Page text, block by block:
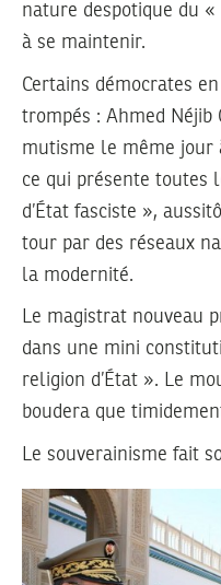
nature despotique du «
à se maintenir.
Certains démocrates
trompés : Ahmed Néjib
mutisme le même jour
ce qui présente toutes
d’État fasciste »,
tour par des réseaux
la modernité.
Le magistrat nouveau
dans une mini
religion d’État ». Le
boudera que
Le souverainisme fait